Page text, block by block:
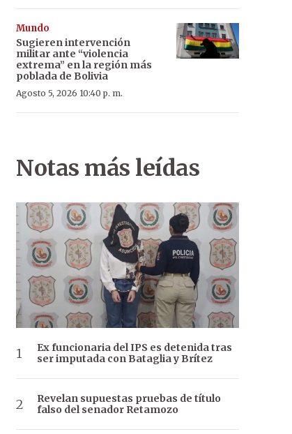
Mundo
Sugieren intervención
militar ante “violencia
extrema” en la región más
poblada de Bolivia
Agosto 5, 2026 10:40 p. m.
Notas más leídas
Ex funcionaria del IPS es detenida tras
ser imputada con Bataglia y Brítez
Revelan supuestas pruebas de título
falso del senador Retamozo